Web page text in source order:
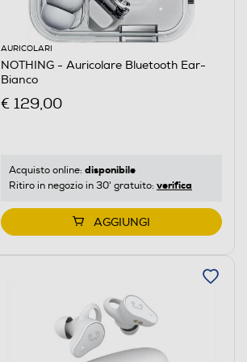
AURICOLARI
NOTHING - Auricolare Bluetooth Ear-
Bianco
€ 129,00
Acquisto online: disponibile
Ritiro in negozio in 30' gratuito: verifica
AGGIUNGI